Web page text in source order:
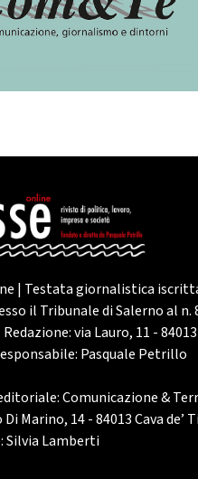
| Testata giornalistica
il Tribunale di Salerno al n.
via Lauro, 11 -
Pasquale Petrillo
Comunicazione &
Marino, 14 - 84013 Cava de’
Silvia Lamberti